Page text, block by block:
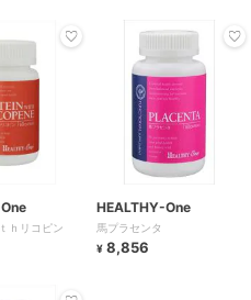
ｈリコピン
HEALTHY-One
馬プラセンタ
¥ 8,856